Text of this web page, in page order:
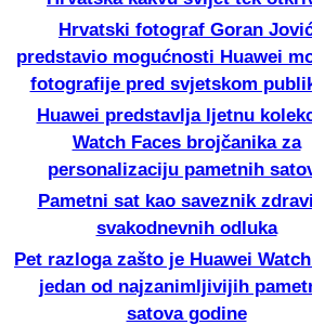
Hrvatski fotograf Goran
predstavio mogućnosti Huawei
fotografije pred svjetskom
Huawei predstavlja ljetnu
Watch Faces brojčanika za
personalizaciju pametnih
Pametni sat kao saveznik
svakodnevnih odluka
Pet razloga zašto je Huawei
jedan od najzanimljivijih
satova godine